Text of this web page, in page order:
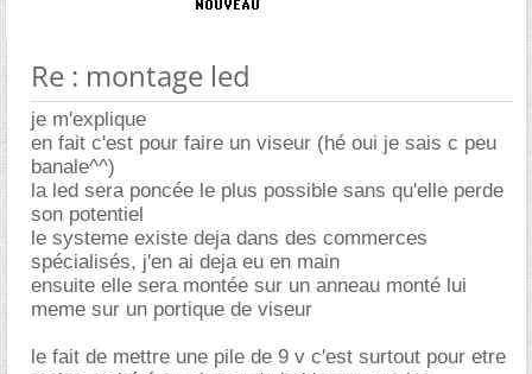
Re : montage led
je m'explique
en fait c'est pour faire un viseur (hé oui je sais c peu
banale^^)
la led sera poncée le plus possible sans qu'elle perde
son potentiel
le systeme existe deja dans des commerces
spécialisés, j'en ai deja eu en main
ensuite elle sera montée sur un anneau monté lui
meme sur un portique de viseur
le fait de mettre une pile de 9 v c'est surtout pour etre